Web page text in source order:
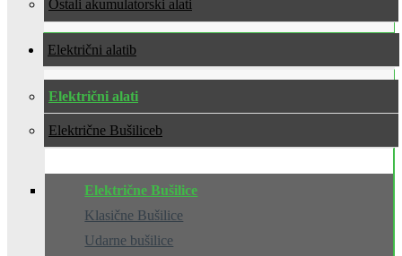
Ostali akumulatorski alati
Električni alati
Električni alati
Električne Bušilice
Električne Bušilice
Klasične Bušilice
Udarne bušilice